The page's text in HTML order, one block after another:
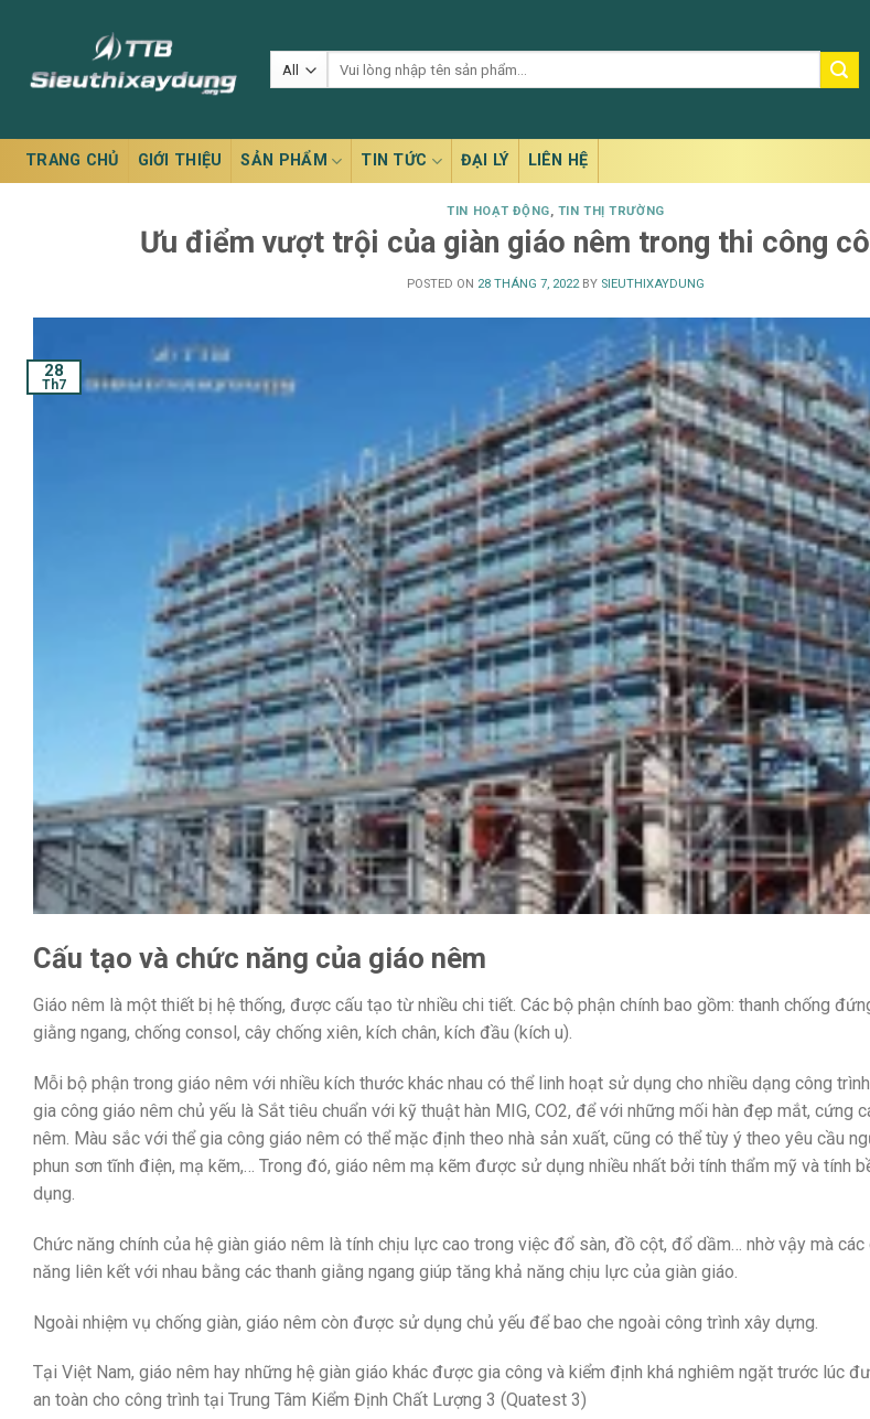
content
TRANG CHỦ GIỚI THIỆU SẢN PHẨM TIN TỨC ĐẠI LÝ LIÊN HỆ
TIN HOẠT ĐỘNG, TIN THỊ TRƯỜNG
Ưu điểm vượt trội của giàn giáo nêm trong thi công
POSTED ON 28 THÁNG 7, 2022BY SIEUTHIXAYDUNG
28
Th7
Cấu tạo và chức năng của giáo nêm
Giáo nêm là một thiết bị hệ thống, được cấu tạo từ nhiều chi tiết. Các bộ phận chính bao gồm: thanh chống
giằng ngang, chống consol, cây chống xiên, kích chân, kích đầu (kích u).
Mỗi bộ phận trong giáo nêm với nhiều kích thước khác nhau có thể linh hoạt sử dụng cho nhiều dạng công
gia công giáo nêm chủ yếu là Sắt tiêu chuẩn với kỹ thuật hàn MIG, CO2, để với những mối hàn đẹp mắt, cứng
nêm. Màu sắc với thể gia công giáo nêm có thể mặc định theo nhà sản xuất, cũng có thể tùy ý theo yêu cầu
phun sơn tĩnh điện, mạ kẽm,… Trong đó, giáo nêm mạ kẽm được sử dụng nhiều nhất bởi tính thẩm mỹ và tính
dụng.
Chức năng chính của hệ giàn giáo nêm là tính chịu lực cao trong việc đổ sàn, đồ cột, đổ dầm… nhờ vậy mà
năng liên kết với nhau bằng các thanh giằng ngang giúp tăng khả năng chịu lực của giàn giáo.
Ngoài nhiệm vụ chống giàn, giáo nêm còn được sử dụng chủ yếu để bao che ngoài công trình xây dựng.
Tại Việt Nam, giáo nêm hay những hệ giàn giáo khác được gia công và kiểm định khá nghiêm ngặt trước lúc
an toàn cho công trình tại Trung Tâm Kiểm Định Chất Lượng 3 (Quatest 3)